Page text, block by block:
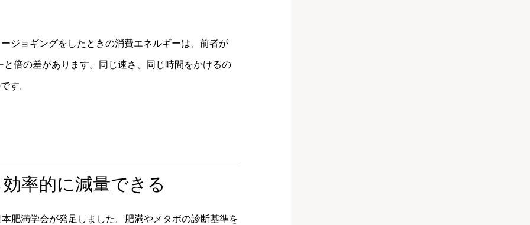
ジョギングをしたときの消費エネルギーは、前者が
倍の差があります。同じ速さ、同じ時間をかけるの
す。
率的に減量できる
肥満学会が発足しました。肥満やメタボの診断基準を